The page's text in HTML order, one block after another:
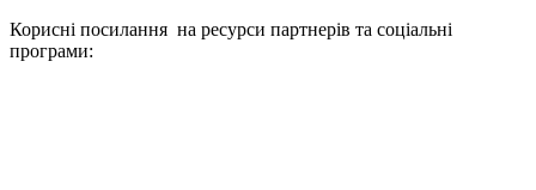
Корисні посилання на ресурси партнерів та соціальні
програми: